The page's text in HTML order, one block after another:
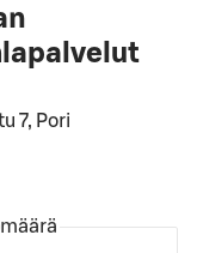
7, Pori